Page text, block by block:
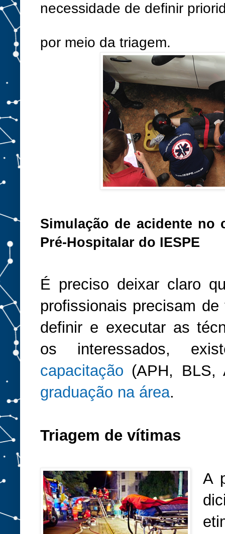
necessidade de definir
por meio da triagem.
Simulação de acidente no
Pré-Hospitalar do IESPE
É preciso deixar claro
profissionais precisam
definir e executar as
os interessados,
capacitação (APH,
graduação na área.
Triagem de vítimas
A